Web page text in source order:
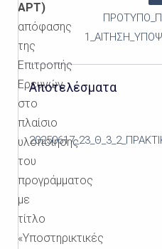
ΑΡΤ)
απόφασης
της
Επιτροπής
Ερευνών,
στο
πλαίσιο
υλοποίησης
του
προγράμματος
με
τίτλο
«Υποστηρικτικές
Αποτελέσματα